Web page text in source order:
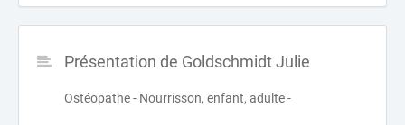
Présentation de Goldschmidt Julie
Ostéopathe - Nourrisson, enfant, adulte -